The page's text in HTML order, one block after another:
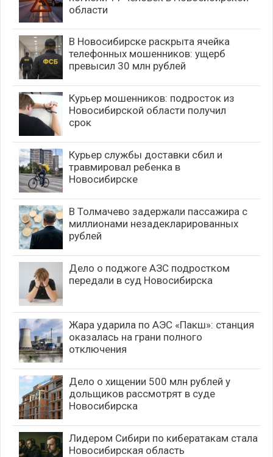
области
В Новосибирске раскрыта ячейка
телефонных мошенников: ущерб
превысил 30 млн рублей
Курьер мошенников: подросток из
Новосибирской области получил
срок
Курьер службы доставки сбил и
травмировал ребенка в
Новосибирске
В Толмачево задержали пассажира с
миллионами незадекларированных
рублей
Дело о поджоге АЗС подростком
передали в суд Новосибирска
Жара ударила по АЭС «Пакш»: станция
оказалась на грани полного
отключения
Дело о хищении 500 млн рублей у
дольщиков рассмотрят в суде
Новосибирска
Лидером Сибири по кибератакам стала
Новосибирская область